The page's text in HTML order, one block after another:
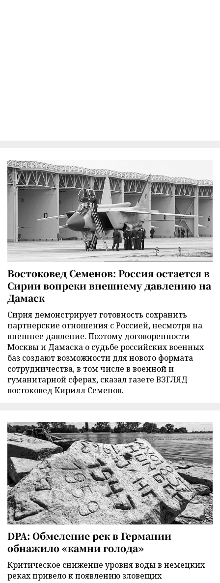
Востоковед Семенов: Россия остается в
Сирии вопреки внешнему давлению на
Дамаск
Сирия демонстрирует готовность сохранить
партнерские отношения с Россией, несмотря на
внешнее давление. Поэтому договоренности
Москвы и Дамаска о судьбе российских военных
баз создают возможности для нового формата
сотрудничества, в том числе в военной и
гуманитарной сферах, сказал газете ВЗГЛЯД
востоковед Кирилл Семенов.
DPA: Обмеление рек в Германии
обнажило «камни голода»
Критическое снижение уровня воды в немецких
реках привело к появлению зловещих